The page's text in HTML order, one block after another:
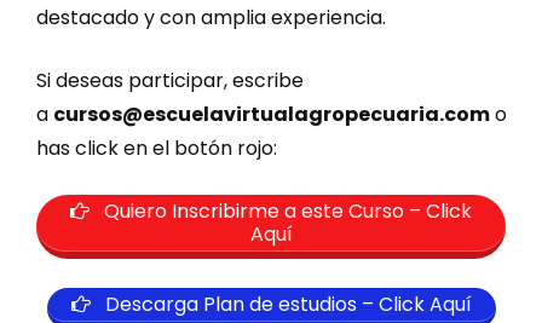
destacado y con amplia experiencia.
Si deseas participar, escribe
a cursos@escuelavirtualagropecuaria.como
has click en el botón rojo:
Quiero Inscribirme a este Curso – Click
Aquí
Descarga Plan de estudios – Click Aquí